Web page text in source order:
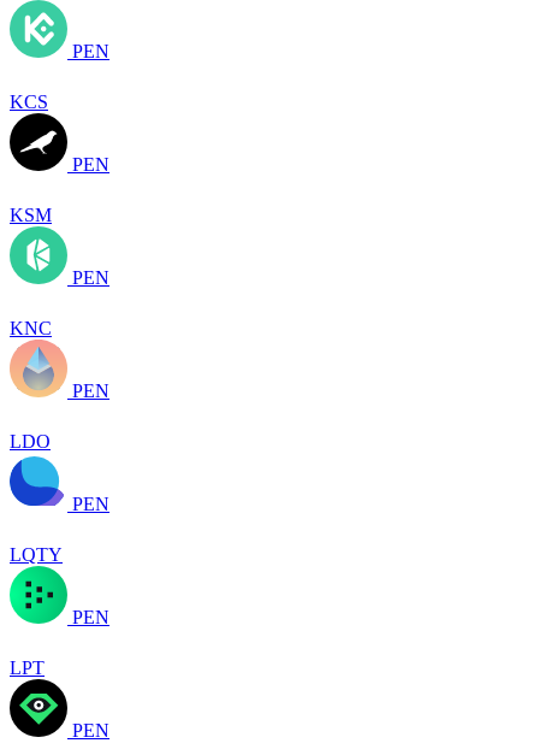
PEN
KCS
PEN
KSM
PEN
KNC
PEN
LDO
PEN
LQTY
PEN
LPT
PEN